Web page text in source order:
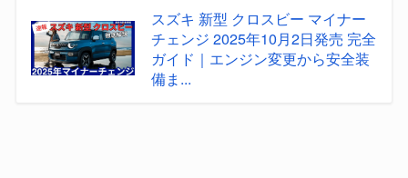
スズキ 新型 クロスビー マイナー
チェンジ 2025年10月2日発売 完全
ガイド｜エンジン変更から安全装
備ま...